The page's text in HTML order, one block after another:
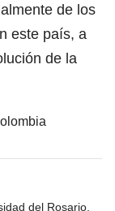
de los
este país, a
de la
del Rosario.